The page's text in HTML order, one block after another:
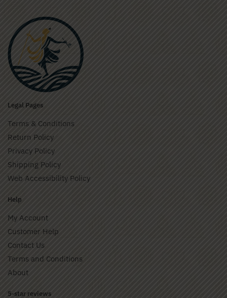
Legal Pages
Terms & Conditions
Return Policy
Privacy Policy
Shipping Policy
Web Accessibility Policy
Help
My Account
Customer Help
Contact Us
Terms and Conditions
About
5-star reviews